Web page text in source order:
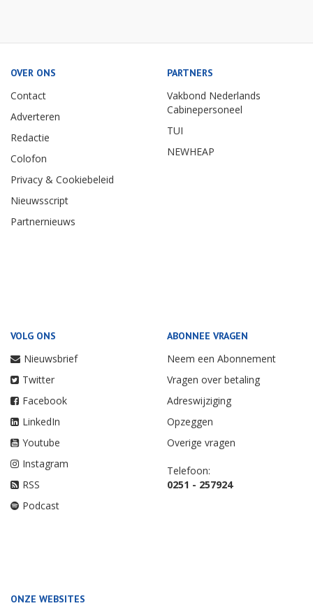
OVER ONS
Contact
Adverteren
Redactie
Colofon
Privacy & Cookiebeleid
Nieuwsscript
Partnernieuws
PARTNERS
Vakbond Nederlands
Cabinepersoneel
TUI
NEWHEAP
VOLG ONS
Nieuwsbrief
Twitter
Facebook
LinkedIn
Youtube
Instagram
RSS
Podcast
ABONNEE VRAGEN
Neem een Abonnement
Vragen over betaling
Adreswijziging
Opzeggen
Overige vragen
Telefoon:
0251 - 257924
ONZE WEBSITES